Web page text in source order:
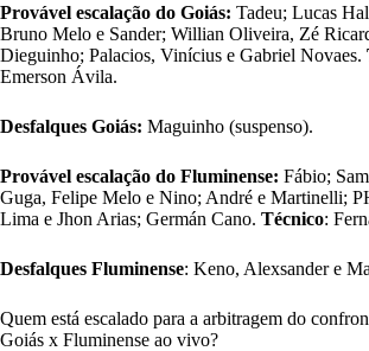
Provável escalação do Goiás: Tadeu; Lucas
Bruno Melo e Sander; Willian Oliveira, Zé
Dieguinho; Palacios, Vinícius e Gabriel Novaes.
Emerson Ávila.
Desfalques Goiás: Maguinho (suspenso).
Provável escalação do Fluminense: Fábio;
Guga, Felipe Melo e Nino; André e Martinelli;
Lima e Jhon Arias; Germán Cano. Técnico:
Desfalques Fluminense: Keno, Alexsander e
Quem está escalado para a arbitragem do
Goiás x Fluminense ao vivo?